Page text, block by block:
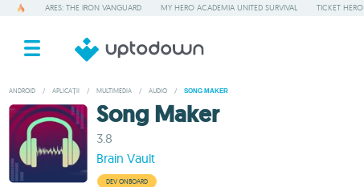
ARES: THE IRON VANGUARD MY HERO ACADEMIA UNITED SURVIVAL TICKET HERO
ANDROID / APLICAȚII / MULTIMEDIA / AUDIO / SONG MAKER
Song Maker
3.8
Brain Vault
DEV ONBOARD